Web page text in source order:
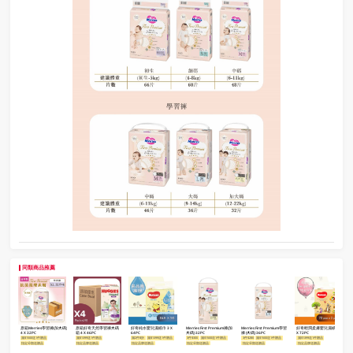
同類商品推薦
原箱Merries學習褲(加大碼)
4 X 32PC
滿$1500送1件贈品
指定分類送贈品
原箱好奇天然學習褲大碼
箱 4 X 46PC
滿$1399送1件贈品
指定品牌送贈品
好奇純水嬰兒濕紙巾 3 X
64PC
滿2件8折
滿$1399送1件贈品
指定品牌送贈品
Merries First Premium褲(加
大碼) 32PC
3件$300
滿$1500送1件贈品
指定分類送贈品
Merries First Premium學習
褲 (大碼) 36PC
3件$280
滿$1500送1件贈品
指定分類送贈品
好奇輕潤柔膚嬰兒濕紙巾 3
X 72PC
滿$1399送1件贈品
指定品牌送贈品